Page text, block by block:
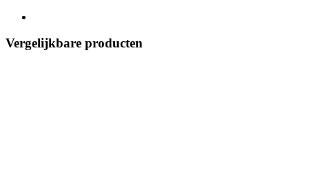
Vergelijkbare producten